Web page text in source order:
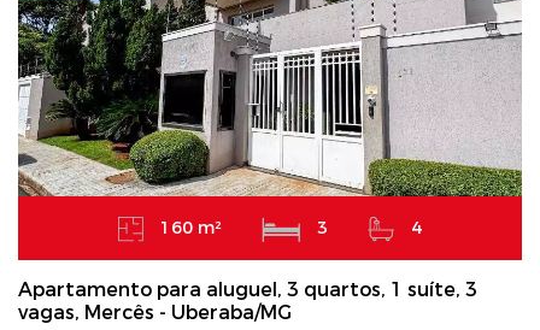
160 m² 3 4
Apartamento para aluguel, 3 quartos, 1 suíte, 3
vagas, Mercês - Uberaba/MG